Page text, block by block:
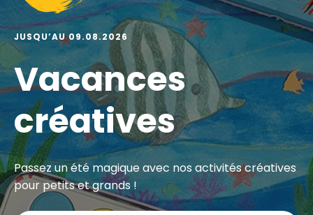
JUSQU’AU 09.08.2026
Vacances
créatives
Passez un été magique avec nos activités créatives
pour petits et grands !